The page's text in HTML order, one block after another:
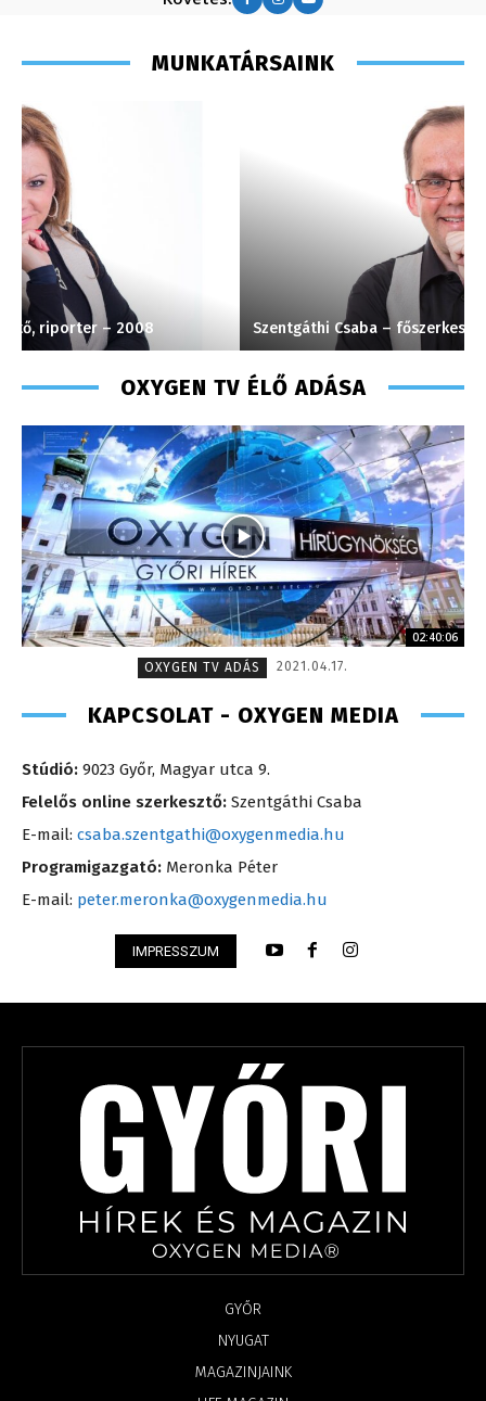
MUNKATÁRSAINK
Szentgáthi Csaba – főszerkesztő – 2008
OXYGEN TV ÉLŐ ADÁSA
02:40:06
OXYGEN TV ADÁS
2021.04.17.
KAPCSOLAT - OXYGEN MEDIA
Stúdió: 9023 Győr, Magyar utca 9.
Felelős online szerkesztő: Szentgáthi Csaba
E-mail: csaba.szentgathi@oxygenmedia.hu
Programigazgató: Meronka Péter
E-mail: peter.meronka@oxygenmedia.hu
IMPRESSZUM
GYŐR
NYUGAT
MAGAZINJAINK